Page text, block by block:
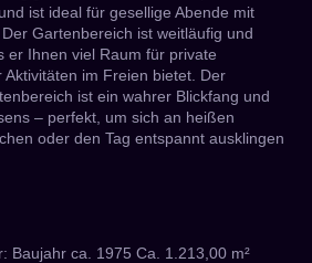
ist ideal für gesellige Abende mit
Gartenbereich ist weitläufig und
er Ihnen viel Raum für private
Aktivitäten im Freien bietet. Der
ist ein wahrer Blickfang und
– perfekt, um sich an heißen
oder den Tag entspannt ausklingen
Baujahr ca. 1975 Ca. 1.213,00 m²